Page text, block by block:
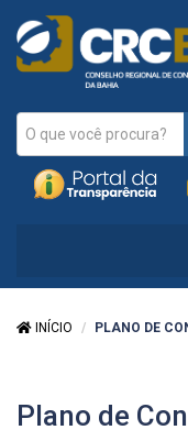
INÍCIO PLANO DE
Plano de